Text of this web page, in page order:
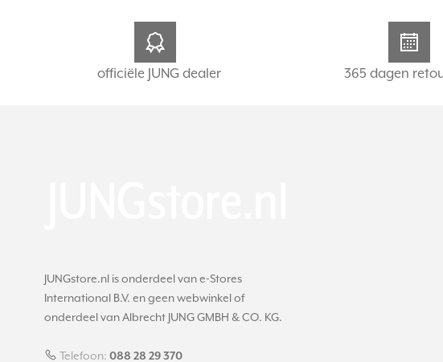
officiële JUNG dealer 365 dagen
JUNGstore.nl is onderdeel van e-Stores
International B.V. en geen webwinkel of
onderdeel van Albrecht JUNG GMBH & CO. KG.
Telefoon: 088 28 29 370